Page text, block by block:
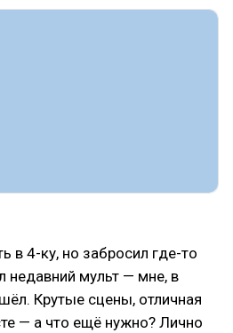
в 4-ку, но забросил где-то
недавний мульт — мне, в
Крутые сцены, отличная
— а что ещё нужно? Лично